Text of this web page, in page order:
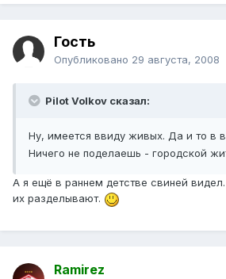
Гость
Опубликовано 29 августа, 2008
Pilot Volkov сказал:
Ну, имеется ввиду живых. Да и то в
Ничего не поделаешь - городской
А я ещё в раннем детстве свиней
их разделывают.
Ramirez